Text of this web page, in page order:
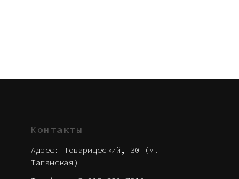
Контакты
Адрес: Товарищеский, 30 (м.
Таганская)